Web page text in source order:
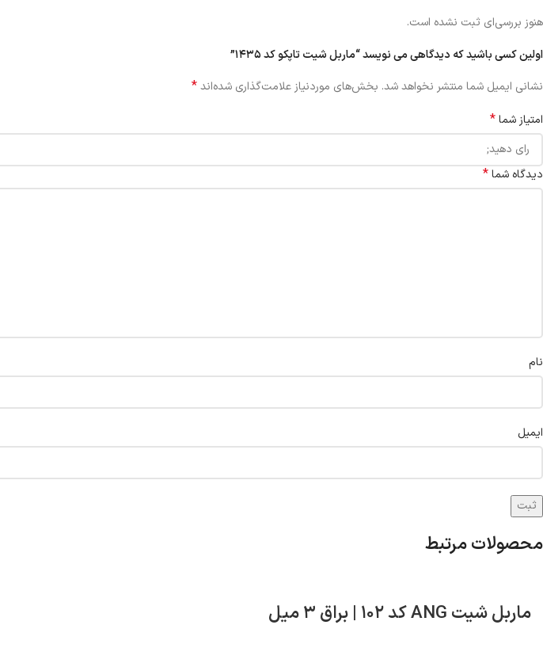
هنوز بررسی‌ای ثبت نشده است.
اولین کسی باشید که دیدگاهی می نویسد “ماربل شیت تاپکو کد ۱۴۳۵”
نشانی ایمیل شما منتشر نخواهد شد. بخش‌های موردنیاز علامت‌گذاری شده‌اند*
امتیاز شما*
دیدگاه شما*
نام
ایمیل
محصولات مرتبط
ماربل شیت ANG کد ۱۰۲ | براق ۳ میل